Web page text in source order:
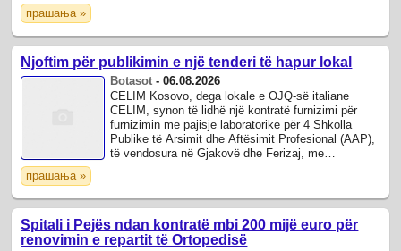
прашања »
Njoftim për publikimin e një tenderi të hapur lokal
Botasot -06.08.2026
CELIM Kosovo, dega lokale e OJQ-së italiane
CELIM, synon të lidhë një kontratë furnizimi për
furnizimin me pajisje laboratorike për 4 Shkolla
Publike të Arsimit dhe Aftësimit Profesional (AAP),
të vendosura në Gjakovë dhe Ferizaj, me
прашања »
Spitali i Pejës ndan kontratë mbi 200 mijë euro për
renovimin e repartit të Ortopedisë